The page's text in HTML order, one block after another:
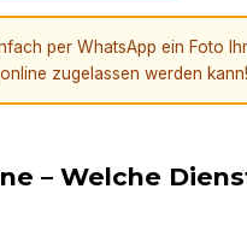
per WhatsApp ein Foto
zugelassen werden kann!
– Welche